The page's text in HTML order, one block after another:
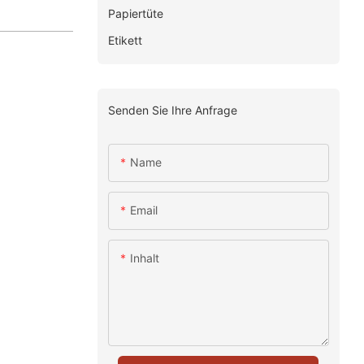
Papiertüte
Etikett
Senden Sie Ihre Anfrage
Name
Email
Inhalt